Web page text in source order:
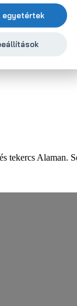
tekercs Alaman.
egyetértek